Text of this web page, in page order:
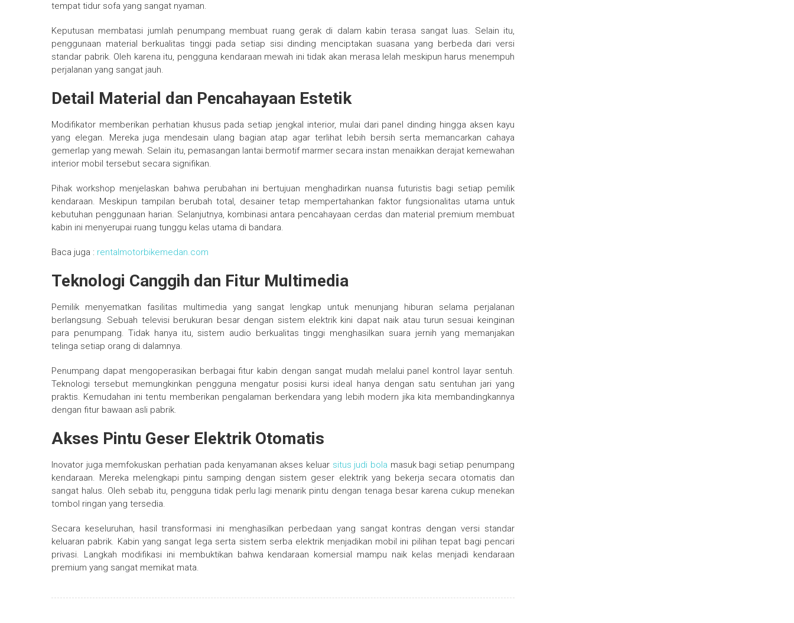
tempat tidur sofa yang sangat nyaman.
Keputusan membatasi jumlah penumpang membuat ruang gerak di dalam kabin terasa sangat luas. Selain itu,
penggunaan material berkualitas tinggi pada setiap sisi dinding menciptakan suasana yang berbeda dari versi
standar pabrik. Oleh karena itu, pengguna kendaraan mewah ini tidak akan merasa lelah meskipun harus menempuh
perjalanan yang sangat jauh.
Detail Material dan Pencahayaan Estetik
Modifikator memberikan perhatian khusus pada setiap jengkal interior, mulai dari panel dinding hingga aksen kayu
yang elegan. Mereka juga mendesain ulang bagian atap agar terlihat lebih bersih serta memancarkan cahaya
gemerlap yang mewah. Selain itu, pemasangan lantai bermotif marmer secara instan menaikkan derajat kemewahan
interior mobil tersebut secara signifikan.
Pihak workshop menjelaskan bahwa perubahan ini bertujuan menghadirkan nuansa futuristis bagi setiap pemilik
kendaraan. Meskipun tampilan berubah total, desainer tetap mempertahankan faktor fungsionalitas utama untuk
kebutuhan penggunaan harian. Selanjutnya, kombinasi antara pencahayaan cerdas dan material premium membuat
kabin ini menyerupai ruang tunggu kelas utama di bandara.
Baca juga : rentalmotorbikemedan.com
Teknologi Canggih dan Fitur Multimedia
Pemilik menyematkan fasilitas multimedia yang sangat lengkap untuk menunjang hiburan selama perjalanan
berlangsung. Sebuah televisi berukuran besar dengan sistem elektrik kini dapat naik atau turun sesuai keinginan
para penumpang. Tidak hanya itu, sistem audio berkualitas tinggi menghasilkan suara jernih yang memanjakan
telinga setiap orang di dalamnya.
Penumpang dapat mengoperasikan berbagai fitur kabin dengan sangat mudah melalui panel kontrol layar sentuh.
Teknologi tersebut memungkinkan pengguna mengatur posisi kursi ideal hanya dengan satu sentuhan jari yang
praktis. Kemudahan ini tentu memberikan pengalaman berkendara yang lebih modern jika kita membandingkannya
dengan fitur bawaan asli pabrik.
Akses Pintu Geser Elektrik Otomatis
Inovator juga memfokuskan perhatian pada kenyamanan akses keluar situs judi bola masuk bagi setiap penumpang
kendaraan. Mereka melengkapi pintu samping dengan sistem geser elektrik yang bekerja secara otomatis dan
sangat halus. Oleh sebab itu, pengguna tidak perlu lagi menarik pintu dengan tenaga besar karena cukup menekan
tombol ringan yang tersedia.
Secara keseluruhan, hasil transformasi ini menghasilkan perbedaan yang sangat kontras dengan versi standar
keluaran pabrik. Kabin yang sangat lega serta sistem serba elektrik menjadikan mobil ini pilihan tepat bagi pencari
privasi. Langkah modifikasi ini membuktikan bahwa kendaraan komersial mampu naik kelas menjadi kendaraan
premium yang sangat memikat mata.